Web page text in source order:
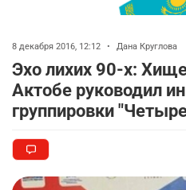
8 декабря 2016, 12:12 • Дана Круглова
Эхо лихих 90-х:
Актобе руководил
группировки